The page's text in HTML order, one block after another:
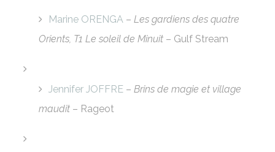
Marine ORENGA – Les gardiens des quatre
Orients, T1 Le soleil de Minuit – Gulf Stream
Jennifer JOFFRE –Brins de magie et village
maudit – Rageot